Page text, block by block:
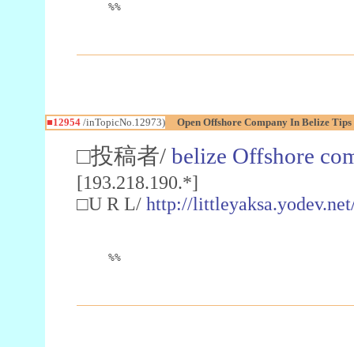
%%
■12954/inTopicNo.12973) Open Offshore Company In Belize
□投稿者/ belize Offshore
[193.218.190.*]
□U R L/ http://
%%